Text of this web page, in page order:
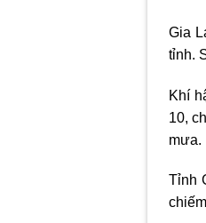
Gia
tỉnh.
Khí
10,
mưa.
Tỉnh